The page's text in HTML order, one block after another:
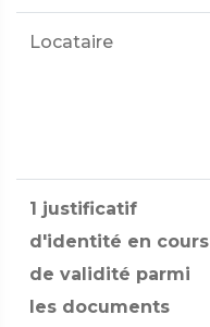
Locataire
1 justificatif
d'identité en cours
de validité parmi
les documents